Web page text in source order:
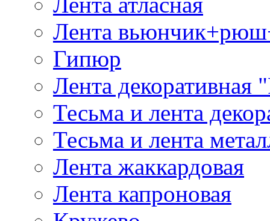
Лента
Гипюр
Лента декоративная
Тесьма и лента
Тесьма и лента
Лента жаккардовая
Лента капроновая